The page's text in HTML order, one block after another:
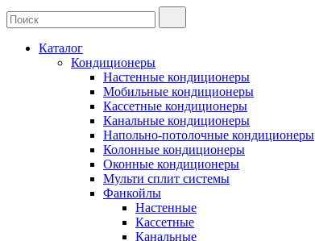
Каталог
Кондиционеры
Настенные кондиционеры
Мобильные кондиционеры
Кассетные кондиционеры
Канальные кондиционеры
Напольно-потолочные кондиционеры
Колонные кондиционеры
Оконные кондиционеры
Мульти сплит системы
Фанкойлы
Настенные
Кассетные
Канальные